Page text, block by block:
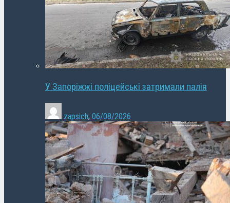
У Запоріжжі поліцейські затримали палія
zapsich, 06/08/2026